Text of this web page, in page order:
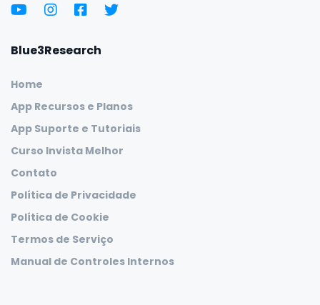
Blue3Research
Home
App Recursos e Planos
App Suporte e Tutoriais
Curso Invista Melhor
Contato
Política de Privacidade
Política de Cookie
Termos de Serviço
Manual de Controles Internos